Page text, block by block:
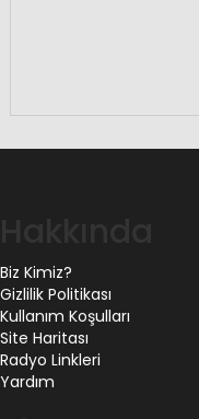
Biz Kimiz?
Gizlilik Politikası
Kullanım Koşulları
Site Haritası
Radyo Linkleri
Yardım